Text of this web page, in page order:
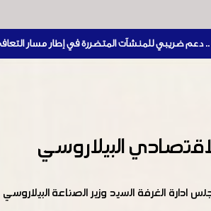
البيلاروسي